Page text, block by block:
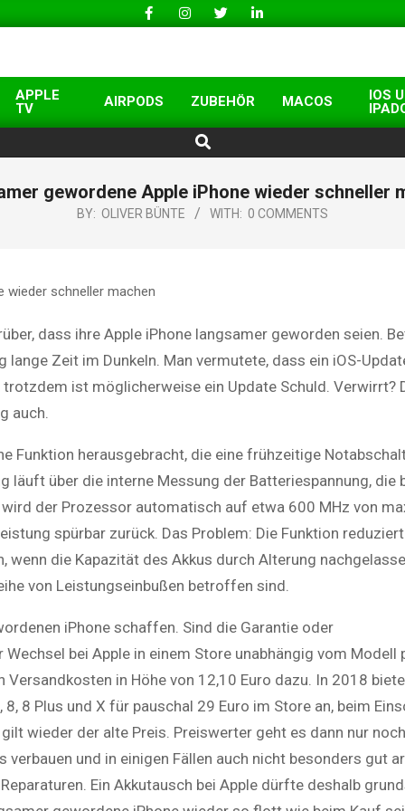
APPLE
TV
AIRPODS ZUBEHÖR MACOS
IOS
Search
gewordene Apple iPhone wieder schneller
BY: OLIVER BÜNTE WITH: 0 COMMENTS
dass ihre Apple iPhone langsamer geworden seien.
Zeit im Dunkeln. Man vermutete, dass ein iOS-
ist möglicherweise ein Update Schuld. Verwirrt?
auch.
Funktion herausgebracht, die eine frühzeitige
läuft über die interne Messung der Batteriespannung, die
der Prozessor automatisch auf etwa 600 MHz von
spürbar zurück. Das Problem: Die Funktion
wenn die Kapazität des Akkus durch Alterung
von Leistungseinbußen betroffen sind.
iPhone schaffen. Sind die Garantie oder
bei Apple in einem Store unabhängig vom Modell
in Höhe von 12,10 Euro dazu. In 2018
8 Plus und X für pauschal 29 Euro im Store an, beim
wieder der alte Preis. Preiswerter geht es dann nur
und in einigen Fällen auch nicht besonders gut
Ein Akkutausch bei Apple dürfte deshalb